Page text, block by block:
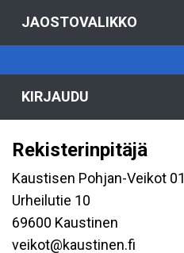
JAOSTOVALIKKO
KIRJAUDU
Rekisterinpitäjä
Kaustisen Pohjan-Veikot
Urheilutie 10
69600 Kaustinen
veikot@kaustinen.fi